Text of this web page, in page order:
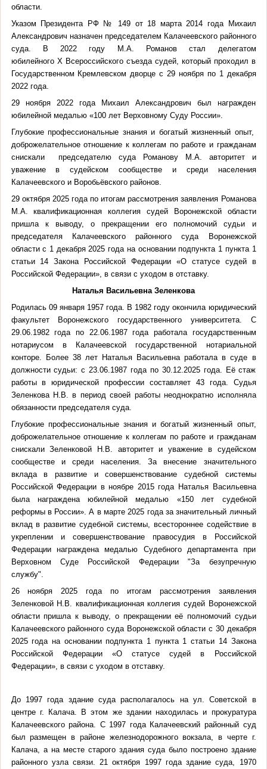
области.
Указом Президента РФ № 149 от 18 марта 2014 года Михаил
Александрович назначен председателем Калачеевского районного
суда. В 2022 году М.А. Романов стал делегатом
юбилейного X Всероссийского съезда судей, который проходил в
Государственном Кремлевском дворце с 29 ноября по 1 декабря
2022 года.
29 ноября 2022 года Михаил Александрович был награжден
юбилейной медалью «100 лет Верховному Суду России».
Глубокие профессиональные знания и богатый жизненный опыт,
доброжелательное отношение к коллегам по работе и гражданам
снискали председателю суда Романову М.А. авторитет и
уважение в судейском сообществе и среди населения
Калачеевского и Воробьёвского районов.
29 октября 2025 года по итогам рассмотрения заявления Романова
М.А. квалификационная коллегия судей Воронежской области
пришла к выводу, о прекращении его полномочий судьи и
председателя Калачеевского районного суда Воронежской
области с 1 декабря 2025 года на основании подпункта 1 пункта 1
статьи 14 Закона Российской Федерации «О статусе судей в
Российской Федерации», в связи с уходом в отставку.
Наталья Васильевна Зеленкова
Родилась 09 января 1957 года. В 1982 году окончила юридический
факультет Воронежского государственного университета. С
29.06.1982 года по 22.06.1987 года работала государственным
нотариусом в Калачеевской государственной нотариальной
конторе. Более 38 лет Наталья Васильевна работала в суде в
должности судьи: с 23.06.1987 года по 30.12.2025 года. Её стаж
работы в юридической профессии составляет 43 года. Судья
Зеленкова Н.В. в период своей работы неоднократно исполняла
обязанности председателя суда.
Глубокие профессиональные знания и богатый жизненный опыт,
доброжелательное отношение к коллегам по работе и гражданам
снискали Зеленковой Н.В. авторитет и уважение в судейском
сообществе и среди населения. За внесение значительного
вклада в развитие и совершенствование судебной системы
Российской Федерации в ноябре 2015 года Наталья Васильевна
была награждена юбилейной медалью «150 лет судебной
реформы в России». А в марте 2025 года за значительный личный
вклад в развитие судебной системы, всестороннее содействие в
укреплении и совершенствование правосудия в Российской
Федерации награждена медалью Судебного департамента при
Верховном Суде Российской Федерации "За безупречную
службу".
26 ноября 2025 года по итогам рассмотрения заявления
Зеленковой Н.В. квалификационная коллегия судей Воронежской
области пришла к выводу, о прекращении её полномочий судьи
Калачеевского районного суда Воронежской области с 30 декабря
2025 года на основании подпункта 1 пункта 1 статьи 14 Закона
Российской Федерации «О статусе судей в Российской
Федерации», в связи с уходом в отставку.
До 1997 года здание суда располагалось на ул. Советской в
центре г. Калача. В этом же здании находилась и прокуратура
Калачеевского района. С 1997 года Калачеевский районный суд
был размещен в районе железнодорожного вокзала, в черте г.
Калача, а на месте старого здания суда было построено здание
районного узла связи. 21 октября 1997 года здание суда, 1970